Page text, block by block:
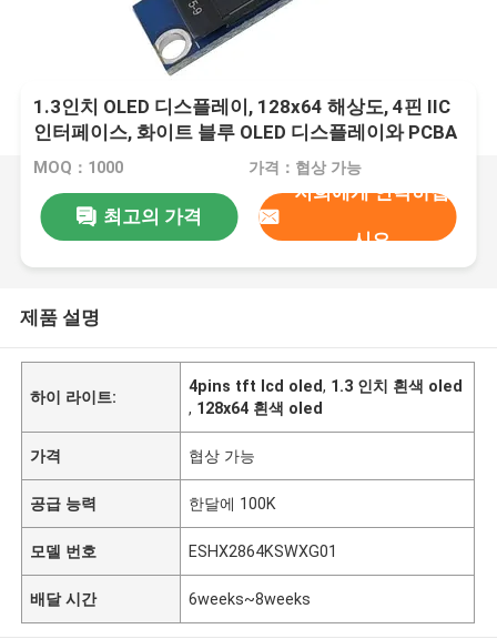
1.3인치 OLED 디스플레이, 128x64 해상도, 4핀 IIC
인터페이스, 화이트 블루 OLED 디스플레이와 PCBA
MOQ：1000 가격：협상 가능
최고의 가격
저희에게 연락하십
시오
제품 설명
하이 라이트:
4pins tft lcd oled, 1.3 인치 흰색 oled
, 128x64 흰색 oled
가격 협상 가능
공급 능력 한달에 100K
모델 번호 ESHX2864KSWXG01
배달 시간 6weeks~8weeks